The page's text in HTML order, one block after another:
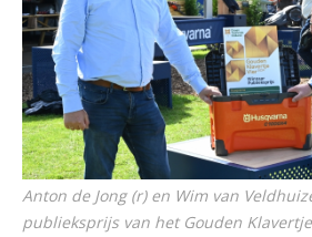
Anton de Jong (r) en Wim van
publieksprijs van het Gouden